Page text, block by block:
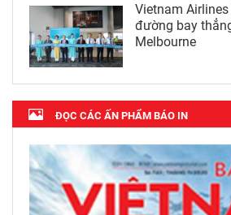
Vietnam
đường bay
Melbourne
ĐỌC CÁC ẤN PHẨM BÁO IN